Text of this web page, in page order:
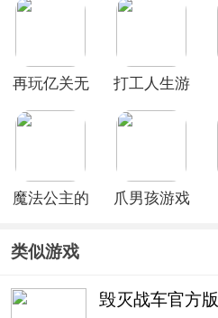
再玩亿关无
打工人生游
魔法公主的
戏
爪男孩游戏
类似游戏
毁灭战车官方版